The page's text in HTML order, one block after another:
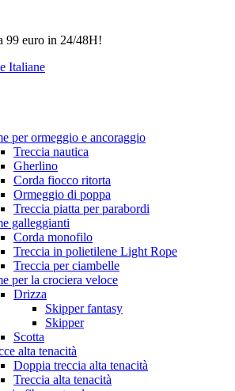
99 euro in 24/48H!
per ormeggio e ancoraggio
Treccia nautica
Gherlino
Corda fiocco ritorta
Ormeggio di poppa
Treccia piatta per parabordi
galleggianti
Corda monofilo
Treccia in polietilene Light Rope
Treccia per ciambelle
per la crociera veloce
Drizza
Skipper fantasy
Skipper
Scotta
alta tenacità
Doppia treccia alta tenacità
Treccia alta tenacità